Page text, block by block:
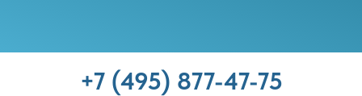
+7 (495) 877-47-75